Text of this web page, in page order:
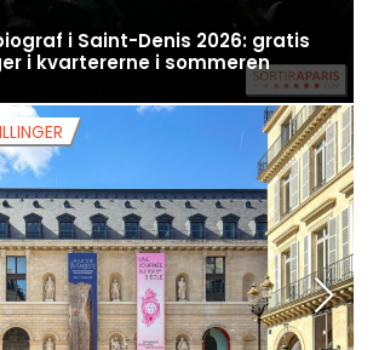
i Saint-Denis 2026: gratis
i kvartererne i sommeren